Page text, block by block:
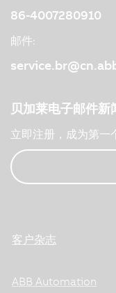
86-4007280910
邮件:
贝加莱电子邮件新
立即注册，成为第一
客户杂志
ABB Automation